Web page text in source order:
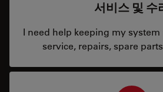
서비스 및 수
I need help keeping my
service, repairs, spare